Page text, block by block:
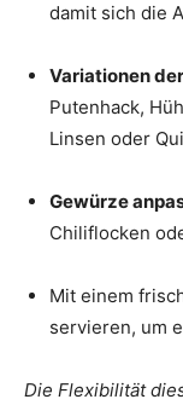
damit sich die
Variationen
Putenhack,
Linsen oder
Gewürze
Chiliflocken
Mit einem
servieren, um
Die Flexibilität